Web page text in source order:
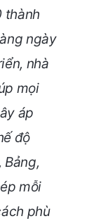
thành
ngày
nhà
mọi
áp
độ
Bảng,
mỗi
phù